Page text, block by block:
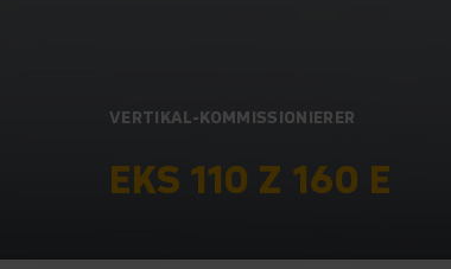
VERTIKAL-KOMMISSIONIERER
EKS 110 Z 160 E